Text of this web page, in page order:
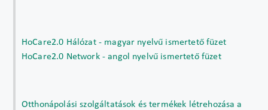
HoCare2.0 Hálózat - magyar nyelvű ismertető füzet
HoCare2.0 Network - angol nyelvű ismertető füzet
Otthonápolási szolgáltatások és termékek létrehozása a